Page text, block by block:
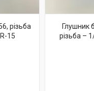
різьба
15
Глушник
різьба –